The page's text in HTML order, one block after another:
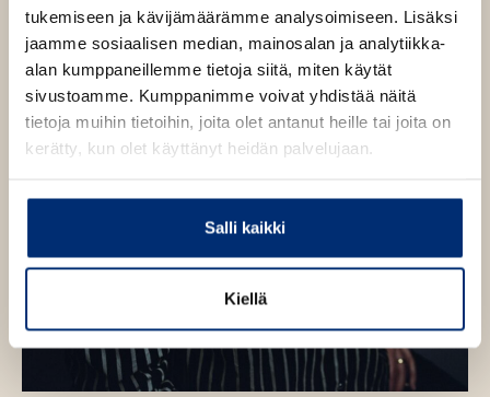
tukemiseen ja kävijämäärämme analysoimiseen. Lisäksi
jaamme sosiaalisen median, mainosalan ja analytiikka-
alan kumppaneillemme tietoja siitä, miten käytät
sivustoamme. Kumppanimme voivat yhdistää näitä
tietoja muihin tietoihin, joita olet antanut heille tai joita on
kerätty, kun olet käyttänyt heidän palvelujaan.
Salli kaikki
Kiellä